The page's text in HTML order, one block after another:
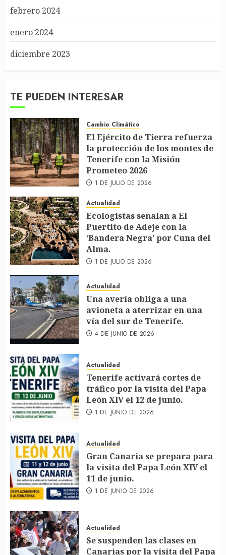
febrero 2024
enero 2024
diciembre 2023
TE PUEDEN INTERESAR
Cambio Climático
El Ejército de Tierra refuerza
la protección de los montes de
Tenerife con la Misión
Prometeo 2026
1 DE JULIO DE 2026
Actualidad
Ecologistas señalan a El
Puertito de Adeje con la
‘Bandera Negra’ por Cuna del
Alma.
1 DE JULIO DE 2026
Actualidad
Una avería obliga a una
avioneta a aterrizar en una
vía del sur de Tenerife.
4 DE JUNIO DE 2026
Actualidad
Tenerife activará cortes de
tráfico por la visita del Papa
León XIV el 12 de junio.
1 DE JUNIO DE 2026
Actualidad
Gran Canaria se prepara para
la visita del Papa León XIV el
11 de junio.
1 DE JUNIO DE 2026
Actualidad
Se suspenden las clases en
Canarias por la visita del Papa